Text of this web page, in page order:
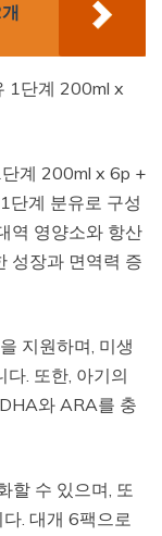
1단계 200ml x
계 200ml x 6p +
단계 분유로 구성
역 영양소와 항산
성장과 면역력 증
지원하며, 미생
. 또한, 아기의
와 ARA를 충
할 수 있으며, 또
. 대개 6팩으로